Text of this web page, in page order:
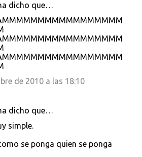
dicho que…
de 2010 a las 18:10
dicho que…
simple.
se ponga quien se ponga